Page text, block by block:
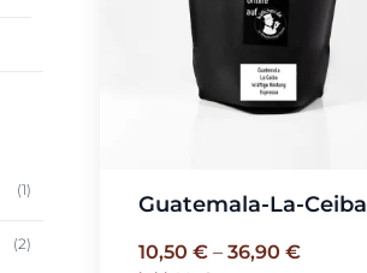
(1)
(2)
Guatemala-La-Ceiba
10,50€ –36,90€